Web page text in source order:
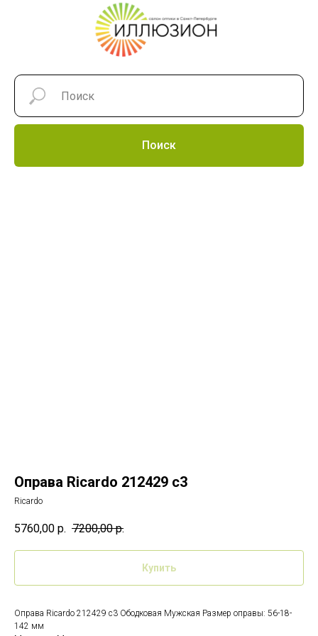
Поиск
Оправа Ricardo 212429 c3
Ricardo
5760,00 р. 7200,00 р.
Купить
Оправа Ricardo 212429 c3 Ободковая Мужская Размер оправы: 56-18-
142 мм